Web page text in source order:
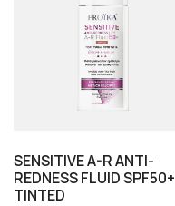
SENSITIVE A-R ANTI-
REDNESS FLUID SPF50+
TINTED